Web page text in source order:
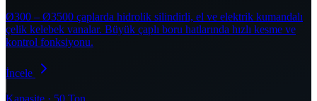
Ø300 – Ø3500 çaplarda hidrolik silindirli, el ve elektrik kumandalı
çelik kelebek vanalar. Büyük çaplı boru hatlarında hızlı kesme ve
kontrol fonksiyonu.
İncele
Kapasite · 50 Ton